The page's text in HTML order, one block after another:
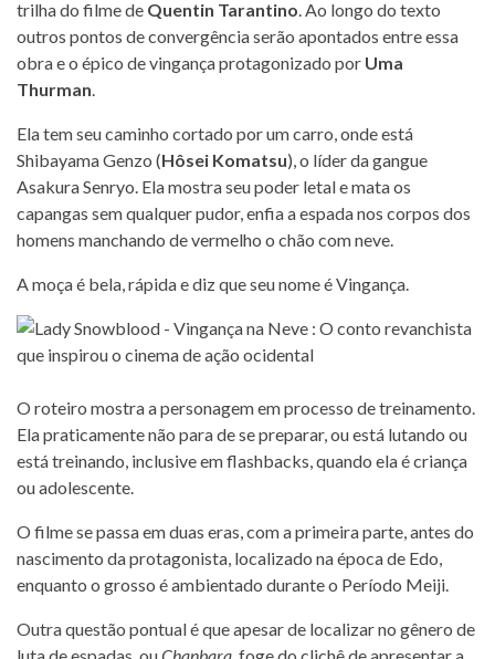
trilha do filme de Quentin Tarantino. Ao longo do texto
outros pontos de convergência serão apontados entre essa
obra e o épico de vingança protagonizado por Uma
Thurman.
Ela tem seu caminho cortado por um carro, onde está
Shibayama Genzo (Hôsei Komatsu), o líder da gangue
Asakura Senryo. Ela mostra seu poder letal e mata os
capangas sem qualquer pudor, enfia a espada nos corpos dos
homens manchando de vermelho o chão com neve.
A moça é bela, rápida e diz que seu nome é Vingança.
O roteiro mostra a personagem em processo de treinamento.
Ela praticamente não para de se preparar, ou está lutando ou
está treinando, inclusive em flashbacks, quando ela é criança
ou adolescente.
O filme se passa em duas eras, com a primeira parte, antes do
nascimento da protagonista, localizado na época de Edo,
enquanto o grosso é ambientado durante o Período Meiji.
Outra questão pontual é que apesar de localizar no gênero de